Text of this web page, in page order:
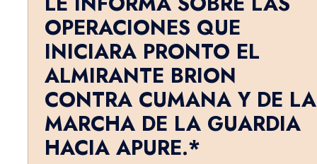
OPERACIONES QUE
INICIARA PRONTO EL
ALMIRANTE BRION
CONTRA CUMANA Y DE LA
MARCHA DE LA GUARDIA
HACIA APURE.*